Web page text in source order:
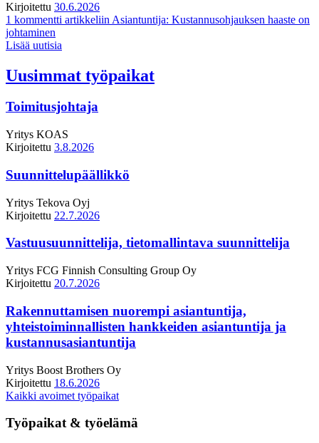
Kirjoitettu 30.6.2026
1 kommentti artikkeliin Asiantuntija: Kustannusohjauksen haaste on
johtaminen
Lisää uutisia
Uusimmat työpaikat
Toimitusjohtaja
Yritys KOAS
Kirjoitettu 3.8.2026
Suunnittelupäällikkö
Yritys Tekova Oyj
Kirjoitettu 22.7.2026
Vastuusuunnittelija, tietomallintava suunnittelija
Yritys FCG Finnish Consulting Group Oy
Kirjoitettu 20.7.2026
Rakennuttamisen nuorempi asiantuntija,
yhteistoiminnallisten hankkeiden asiantuntija ja
kustannusasiantuntija
Yritys Boost Brothers Oy
Kirjoitettu 18.6.2026
Kaikki avoimet työpaikat
Työpaikat & työelämä